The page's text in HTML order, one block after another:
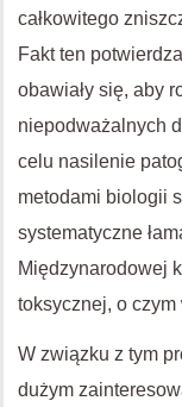
całkowitego
Fakt ten
obawiały się, aby
niepodważalnych
celu nasilenie
metodami biologii
systematyczne
Międzynarodowej
toksycznej, o czym
W związku z tym
dużym